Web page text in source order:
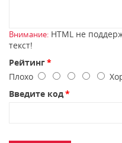
Внимание: HTML не
текст!
Рейтинг
Плохо
Введите код